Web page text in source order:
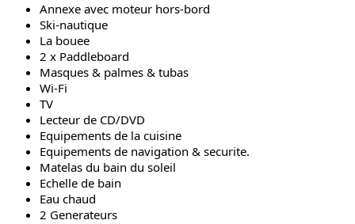
Annexe avec moteur hors-bord
Ski-nautique
La bouee
2 x Paddleboard
Masques & palmes & tubas
Wi-Fi
TV
Lecteur de CD/DVD
Equipements de la cuisine
Equipements de navigation & securite.
Matelas du bain du soleil
Echelle de bain
Eau chaud
2 Generateurs